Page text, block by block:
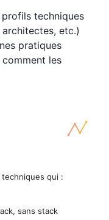
techniques
etc.)
pratiques
les
qui :
sans stack